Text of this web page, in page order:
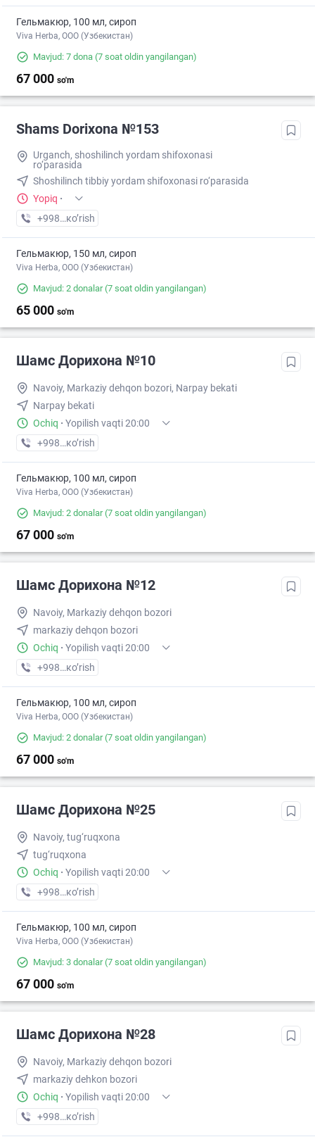
Гельмакюр, 100 мл, сироп
Viva Herba, ООО (Узбекистан)
Mavjud: 7 dona (7 soat oldin yangilangan)
67 000 so'm
Shams Dorixona №153
Urganch, shoshilinch yordam shifoxonasi
ro‘parasida
Shoshilinch tibbiy yordam shifoxonasi ro‘parasida
Yopiq ·
+998 (79) XXX-XX-XX
кo’rish
Гельмакюр, 150 мл, сироп
Viva Herba, ООО (Узбекистан)
Mavjud: 2 donalar(7 soat oldin yangilangan)
65 000 so'm
Шамс Дорихона №10
Navoiy, Markaziy dehqon bozori, Narpay bekati
Narpay bekati
Ochiq · Yopilish vaqti 20:00
+998 (79) XXX-XX-XX
кo’rish
Гельмакюр, 100 мл, сироп
Viva Herba, ООО (Узбекистан)
Mavjud: 2 donalar(7 soat oldin yangilangan)
67 000 so'm
Шамс Дорихона №12
Navoiy, Markaziy dehqon bozori
markaziy dehqon bozori
Ochiq · Yopilish vaqti 20:00
+998 (79) XXX-XX-XX
кo’rish
Гельмакюр, 100 мл, сироп
Viva Herba, ООО (Узбекистан)
Mavjud: 2 donalar(7 soat oldin yangilangan)
67 000 so'm
Шамс Дорихона №25
Navoiy, tug‘ruqxona
tug‘ruqxona
Ochiq · Yopilish vaqti 20:00
+998 (79) XXX-XX-XX
кo’rish
Гельмакюр, 100 мл, сироп
Viva Herba, ООО (Узбекистан)
Mavjud: 3 donalar(7 soat oldin yangilangan)
67 000 so'm
Шамс Дорихона №28
Navoiy, Markaziy dehqon bozori
markaziy dehkon bozori
Ochiq · Yopilish vaqti 20:00
+998 (79) XXX-XX-XX
кo’rish